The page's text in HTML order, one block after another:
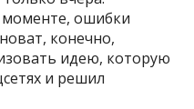
моменте, ошибки
конечно,
идею, которую
и решил